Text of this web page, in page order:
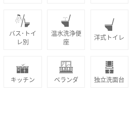
バス･トイ
レ別
温水洗浄便
座
洋式トイレ
キッチン ベランダ 独立洗面台